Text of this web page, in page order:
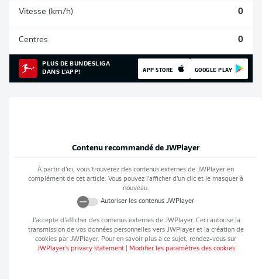
Vitesse (km/h) 0
Centres 0
PLUS DE BUNDESLIGA
DANS L'APP!
APP STORE GOOGLE PLAY
Contenu recommandé de JWPlayer
À partir d’ici, vous trouverez des contenus externes de JWPlayer en
complément de cet article. Vous pouvez l’afficher d’un clic et le masquer à
nouveau.
Autoriser les contenus JWPlayer
J’accepte d’afficher des contenus externes de JWPlayer. Ceci autorise la
transmission de vos données personnelles vers JWPlayeret la création de
cookies par JWPlayer. Pour en savoir plus à ce sujet, rendez-vous sur
JWPlayer's privacy statement| Modifier les paramètres des cookies